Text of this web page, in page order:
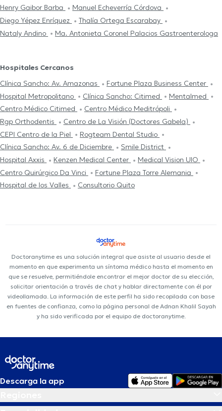
Henry Gaibor Barba
Manuel Echeverría Córdova
Diego Yépez Enríquez
Thalía Ortega Escarabay
Nataly Andino
Ma. Antonieta Coronel Palacios Gastroenterologa
Hospitales Cercanos
Clínica Sancho: Av. Amazonas
Fortune Plaza Business Center
Hospital Metropolitano
Clínica Sancho: Citimed
Mentalmed
Centro Médico Citimed
Centro Médico Meditrópoli
Rgp Orthodentis
Centro de La Visión (Doctores Gabela)
CEPI Centro de la Piel
Rogteam Dental Studio
Clínica Sancho: Av. 6 de Diciembre
Smile District
Hospital Axxis
Kenzen Medical Center
Medical Vision UIO
Centro Quirúrgico Da Vinci
Fortune Plaza Torre Alemania
Hospital de los Valles
Consultorio Quito
Doctoranytime es una solución integral que asiste al usuario desde el
momento en que experimenta un síntoma médico hasta el momento en
que se resuelve, permitiéndole encontrar el mejor doctor de su elección,
solicitar orientación a través de chat y hablar directamente con él por
videollamada. La información de este perfil ha sido recopilada con base
en fuentes de confianza, como la página personal de Adnan Khalil Sayah
y ha sido verificada por el equipo de doctoranytime.
Descarga la app